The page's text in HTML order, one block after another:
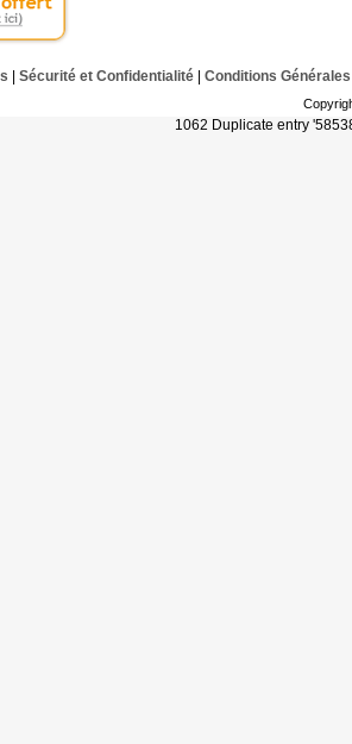
Sécurité et Confidentialité| Conditions Générales
1062 Duplicate entry